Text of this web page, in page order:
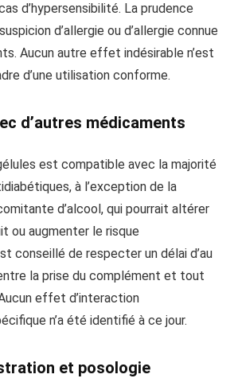
d’hypersensibilité. La prudence
d’allergie ou d’allergie connue
Aucun autre effet indésirable n’est
d’une utilisation conforme.
d’autres médicaments
est compatible avec la majorité
à l’exception de la
d’alcool, qui pourrait altérer
ou augmenter le risque
conseillé de respecter un délai d’au
la prise du complément et tout
effet d’interaction
n’a été identifié à ce jour.
et posologie